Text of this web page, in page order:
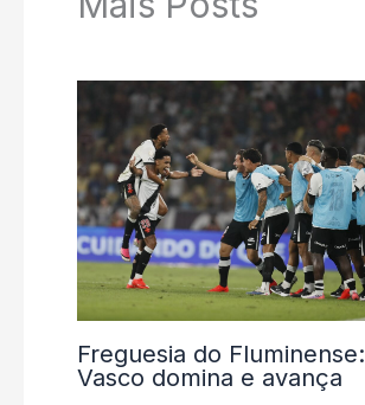
Freguesia do Fluminense:
Vasco domina e avança